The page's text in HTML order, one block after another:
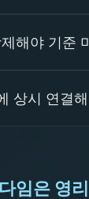
해야 기준
상시 연결
임은 영